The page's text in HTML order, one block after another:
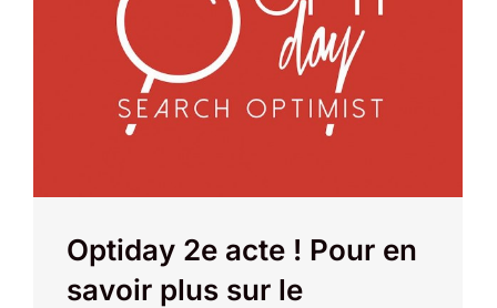
Optiday 2e acte ! Pour en
savoir plus sur le